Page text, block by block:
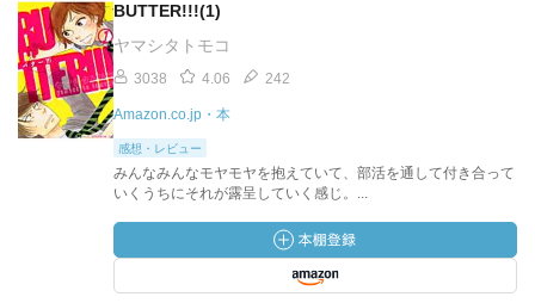
BUTTER!!!(1)
ヤマシタトモコ
3038 4.06 242
Amazon.co.jp・本
感想・レビュー
みんなみんなモヤモヤを抱えていて、部活を通して付き合って
いくうちにそれが露呈していく感じ。...